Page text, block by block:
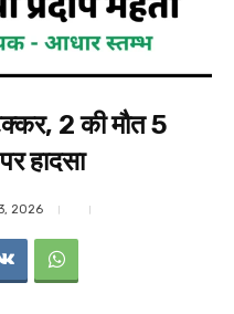
2 की मौत 5
हादसा
2026